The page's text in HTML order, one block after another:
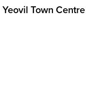
Yeovil Town Centre